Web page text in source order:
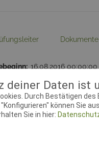
deiner Daten ist
Durch Bestätigen
können Sie
Sie in hier:
Dokumente
16.08.2016 00:00:00
IPO